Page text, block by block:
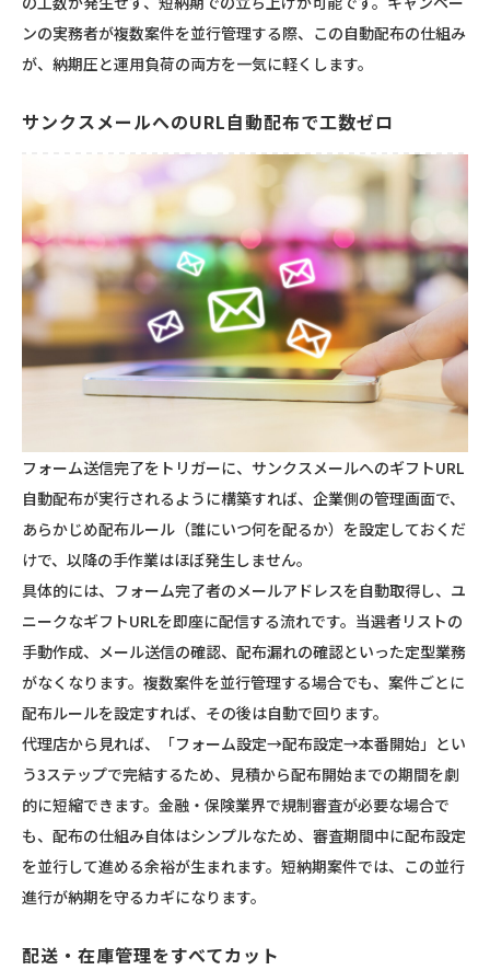
ンの実務者が複数案件を並行管理する際、この自動配布の仕組み
が、納期圧と運用負荷の両方を一気に軽くします。
サンクスメールへのURL自動配布で工数ゼロ
フォーム送信完了をトリガーに、サンクスメールへのギフトURL
自動配布が実行されるように構築すれば、企業側の管理画面で、
あらかじめ配布ルール（誰にいつ何を配るか）を設定しておくだ
けで、以降の手作業はほぼ発生しません。
具体的には、フォーム完了者のメールアドレスを自動取得し、ユ
ニークなギフトURLを即座に配信する流れです。当選者リストの
手動作成、メール送信の確認、配布漏れの確認といった定型業務
がなくなります。複数案件を並行管理する場合でも、案件ごとに
配布ルールを設定すれば、その後は自動で回ります。
代理店から見れば、「フォーム設定→配布設定→本番開始」とい
う3ステップで完結するため、見積から配布開始までの期間を劇
的に短縮できます。金融・保険業界で規制審査が必要な場合で
も、配布の仕組み自体はシンプルなため、審査期間中に配布設定
を並行して進める余裕が生まれます。短納期案件では、この並行
進行が納期を守るカギになります。
配送・在庫管理をすべてカット